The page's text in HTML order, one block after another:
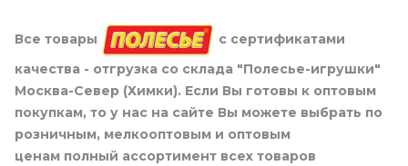
Все товары
с сертификатами
качества - отгрузка со склада "Полесье-игрушки"
Москва-Север (Химки). Если Вы готовы к оптовым
покупкам, то у нас на сайте Вы можете выбрать по
розничным, мелкооптовым и оптовым
ценам полный ассортимент всех товаров